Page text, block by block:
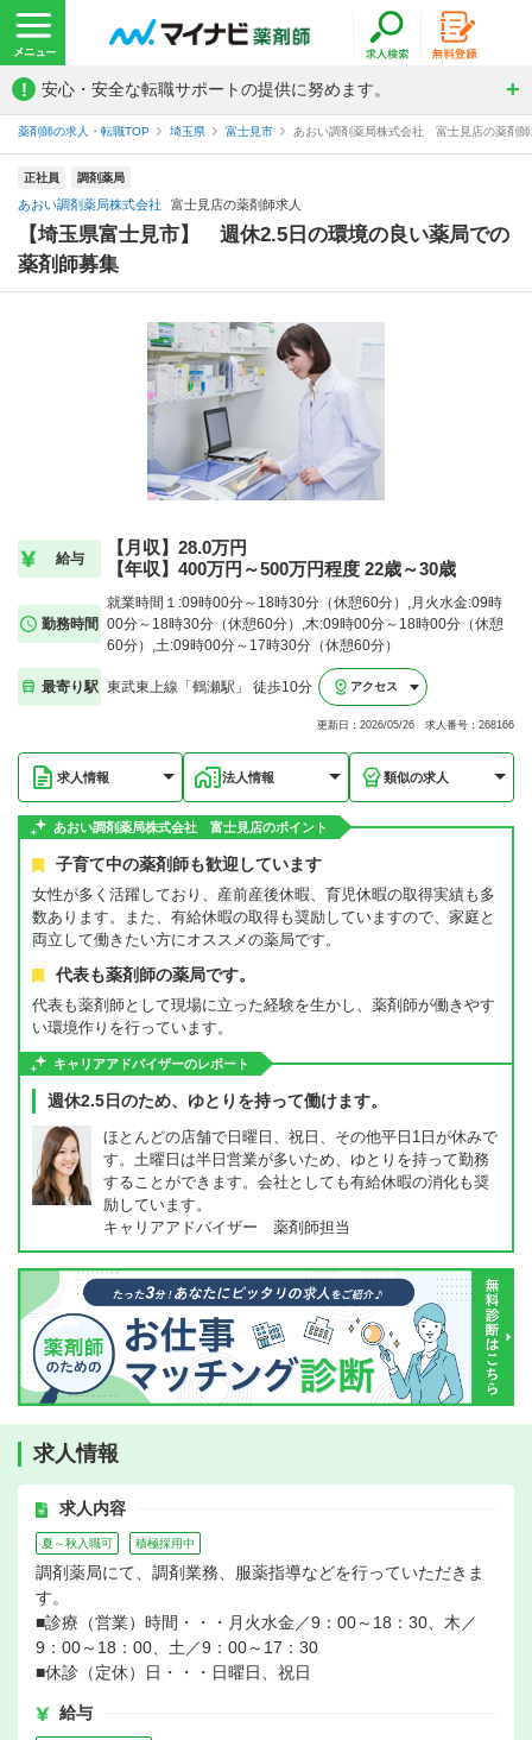
! 安心・安全な転職サポートの提供に努めます。
薬剤師の求人・転職TOP 埼玉県 富士見市 あおい調剤薬局株式会社 富士見店の薬剤
正社員 調剤薬局
あおい調剤薬局株式会社 富士見店の薬剤師求人
【埼玉県富士見市】 週休2.5日の環境の良い薬局での
薬剤師募集
給与
【月収】28.0万円
【年収】400万円～500万円程度 22歳～30歳
勤務時間
就業時間１:09時00分～18時30分（休憩60分）,月火水金:09時
00分～18時30分（休憩60分）,木:09時00分～18時00分（休憩
60分）,土:09時00分～17時30分（休憩60分）
最寄り駅 東武東上線「鶴瀬駅」 徒歩10分 アクセス
更新日：2026/05/26 求人番号：268166
求人情報 法人情報 類似の求人
あおい調剤薬局株式会社 富士見店のポイント
子育て中の薬剤師も歓迎しています
女性が多く活躍しており、産前産後休暇、育児休暇の取得実績も多
数あります。また、有給休暇の取得も奨励していますので、家庭と
両立して働きたい方にオススメの薬局です。
代表も薬剤師の薬局です。
代表も薬剤師として現場に立った経験を生かし、薬剤師が働きやす
い環境作りを行っています。
キャリアアドバイザーのレポート
週休2.5日のため、ゆとりを持って働けます。
ほとんどの店舗で日曜日、祝日、その他平日1日が休みで
す。土曜日は半日営業が多いため、ゆとりを持って勤務
することができます。会社としても有給休暇の消化も奨
励しています。
キャリアアドバイザー 薬剤師担当
求人情報
求人内容
夏～秋入職可 積極採用中
調剤薬局にて、調剤業務、服薬指導などを行っていただきま
す。
■診療（営業）時間・・・月火水金／9：00～18：30、木／
9：00～18：00、土／9：00～17：30
■休診（定休）日・・・日曜日、祝日
給与